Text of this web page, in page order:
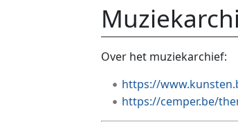
Ga naar:navigatie,zoeken
Over het muziekarchief:
https://
https://cemper.be/